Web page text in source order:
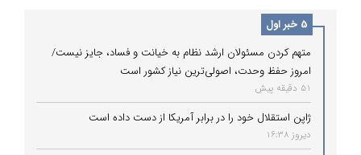
5 خبر اول
متهم کردن مسئولان ارشد نظام به خیانت و فساد، جایز نیست/
امروز حفظ وحدت، اصولی‌ترین نیاز کشور است
51 دقیقه پیش
ژاپن استقلال خود را در برابر آمریکا از دست داده است
دیروز 16:38